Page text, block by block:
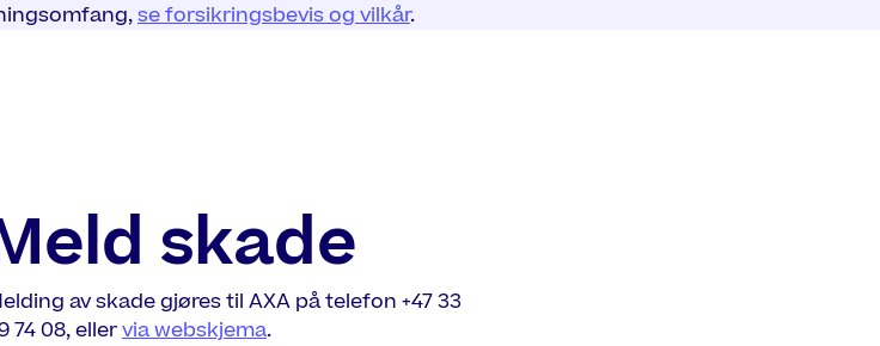
se forsikringsbevis og vilkår.
skade
av skade gjøres til AXA på telefon +47 33
74 08, ellervia webskjema.